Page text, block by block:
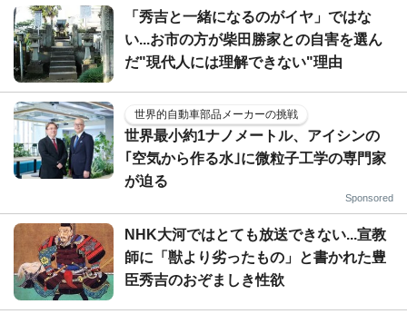
「秀吉と一緒になるのがイヤ」ではな
い...お市の方が柴田勝家との自害を選ん
だ"現代人には理解できない"理由
世界的自動車部品メーカーの挑戦
世界最小約1ナノメートル、アイシンの
｢空気から作る水｣に微粒子工学の専門家
が迫る
Sponsored
NHK大河ではとても放送できない...宣教
師に「獣より劣ったもの」と書かれた豊
臣秀吉のおぞましき性欲